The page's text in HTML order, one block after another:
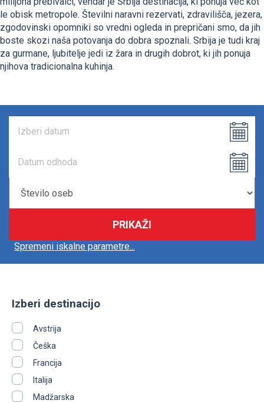
le obisk metropole. Številni naravni rezervati, zdravilišča, jezera,
zgodovinski opomniki so vredni ogleda in prepričani smo, da jih
boste skozi naša potovanja do dobra spoznali. Srbija je tudi kraj
za gurmane, ljubitelje jedi iz žara in drugih dobrot, ki jih ponuja
njihova tradicionalna kuhinja.
PRIKAŽI
Spremeni iskalne parametre...
Izberi destinacijo
Avstrija
Češka
Francija
Italija
Madžarska